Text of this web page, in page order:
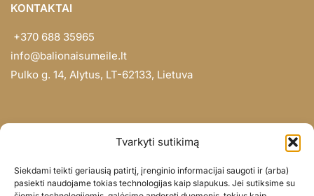
Tvarkyti sutikimą
Siekdami teikti geriausią patirtį, įrenginio informacijai saugoti ir (arba)
pasiekti naudojame tokias technologijas kaip slapukus. Jei sutiksime su
KONTAKTAI
+370 688 35965
info@balionaisumeile.lt
Pulko g. 14, Alytus, LT-62133, Lietuva
Didmena